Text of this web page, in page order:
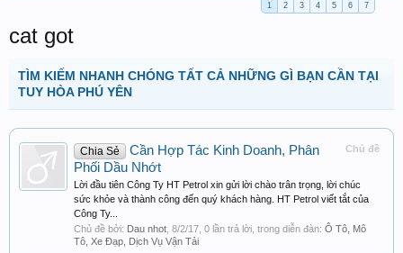
1 2 3 4 5 6 7
cat got
TÌM KIẾM NHANH CHÓNG TẤT CẢ NHỮNG GÌ BẠN CẦN TẠI
TUY HÒA PHÚ YÊN
Chủ đề
Chia Sẻ
Cần Hợp Tác Kinh Doanh, Phân
Phối Dầu Nhớt
Lời đầu tiên Công Ty HT Petrol xin gửi lời chào trân trọng, lời chúc
sức khỏe và thành công đến quý khách hàng. HT Petrol viết tắt của
Công Ty...
Chủ đề bởi: Dau nhot 8/2/17 , 0 lần trả lời, trong diễn đàn: Ô Tô, Mô
Tô, Xe Đạp, Dịch Vụ Vận Tải